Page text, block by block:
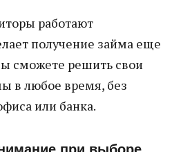
работают
получение займа еще
сможете решить свои
в любое время, без
или банка.